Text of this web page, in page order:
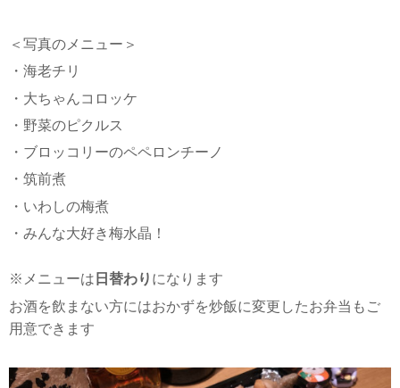
＜写真のメニュー＞
・海老チリ
・大ちゃんコロッケ
・野菜のピクルス
・ブロッコリーのペペロンチーノ
・筑前煮
・いわしの梅煮
・みんな大好き梅水晶！
※メニューは 日替わり になります
お酒を飲まない方にはおかずを炒飯に変更したお弁当もご
用意できます